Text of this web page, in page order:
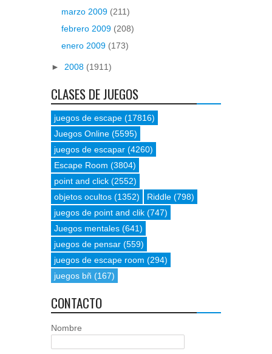
marzo 2009 (211)
febrero 2009 (208)
enero 2009 (173)
► 2008 (1911)
CLASES DE JUEGOS
juegos de escape (17816)
Juegos Online (5595)
juegos de escapar (4260)
Escape Room (3804)
point and click (2552)
objetos ocultos (1352) Riddle (798)
juegos de point and clik (747)
Juegos mentales (641)
juegos de pensar (559)
juegos de escape room (294)
juegos bñ (167)
CONTACTO
Nombre